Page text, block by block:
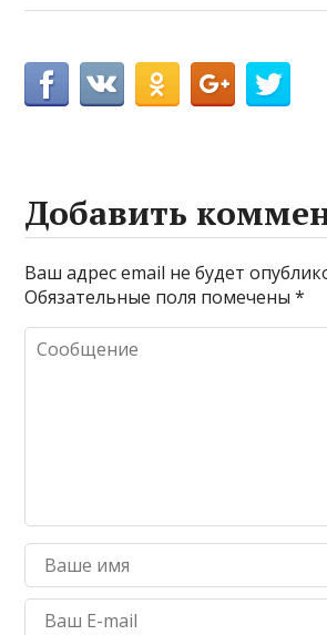
Добавить
Ваш адрес email не будет
Обязательные поля помечены*